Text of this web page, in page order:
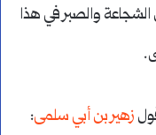
والصبر في هذا
زهير بن أبي سلمى: